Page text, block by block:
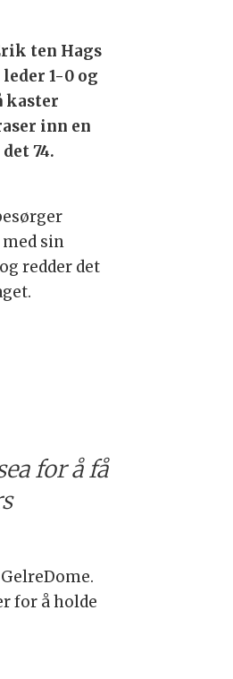
ten Hags
1-0 og
kaster
inn en
74.
sin
redder det
for å få
for å holde